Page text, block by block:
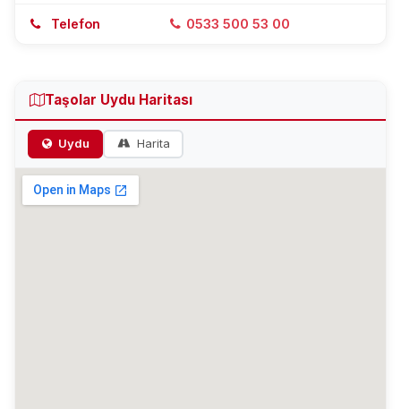
Telefon 0533 500 53 00
Taşolar Uydu Haritası
Uydu Harita